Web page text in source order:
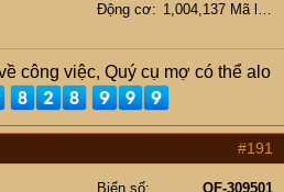
Động cơ
1,004,137 Mã lực
công việc, Quý cụ mợ có thể alo
#191
Biển số OF-309501